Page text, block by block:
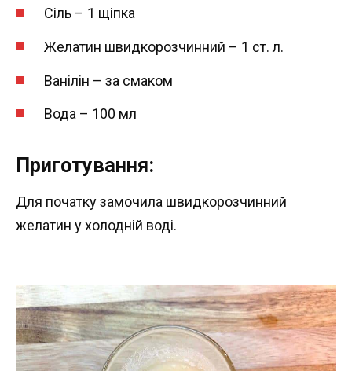
Сіль – 1 щіпка
Желатин швидкорозчинний – 1 ст. л.
Ванілін – за смаком
Вода – 100 мл
Приготування:
Для початку замочила швидкорозчинний
желатин у холодній воді.